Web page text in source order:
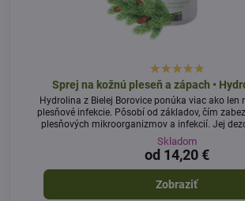
Sprej na kožnú pleseň a zápach •
Hydrolina z Bielej Borovice ponúka viac ako len
plesňové infekcie. Pôsobí od základov, čím
plesňových mikroorganizmov a infekcií. Jej
odstraňuje nepríjemné pachy nôh a dlhodobo
Skladom
od 14,20 €
Zobraziť